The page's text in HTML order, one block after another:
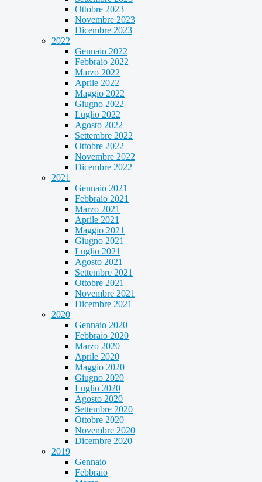
Ottobre 2023
Novembre 2023
Dicembre 2023
2022
Gennaio 2022
Febbraio 2022
Marzo 2022
Aprile 2022
Maggio 2022
Giugno 2022
Luglio 2022
Agosto 2022
Settembre 2022
Ottobre 2022
Novembre 2022
Dicembre 2022
2021
Gennaio 2021
Febbraio 2021
Marzo 2021
Aprile 2021
Maggio 2021
Giugno 2021
Luglio 2021
Agosto 2021
Settembre 2021
Ottobre 2021
Novembre 2021
Dicembre 2021
2020
Gennaio 2020
Febbraio 2020
Marzo 2020
Aprile 2020
Maggio 2020
Giugno 2020
Luglio 2020
Agosto 2020
Settembre 2020
Ottobre 2020
Novembre 2020
Dicembre 2020
2019
Gennaio
Febbraio